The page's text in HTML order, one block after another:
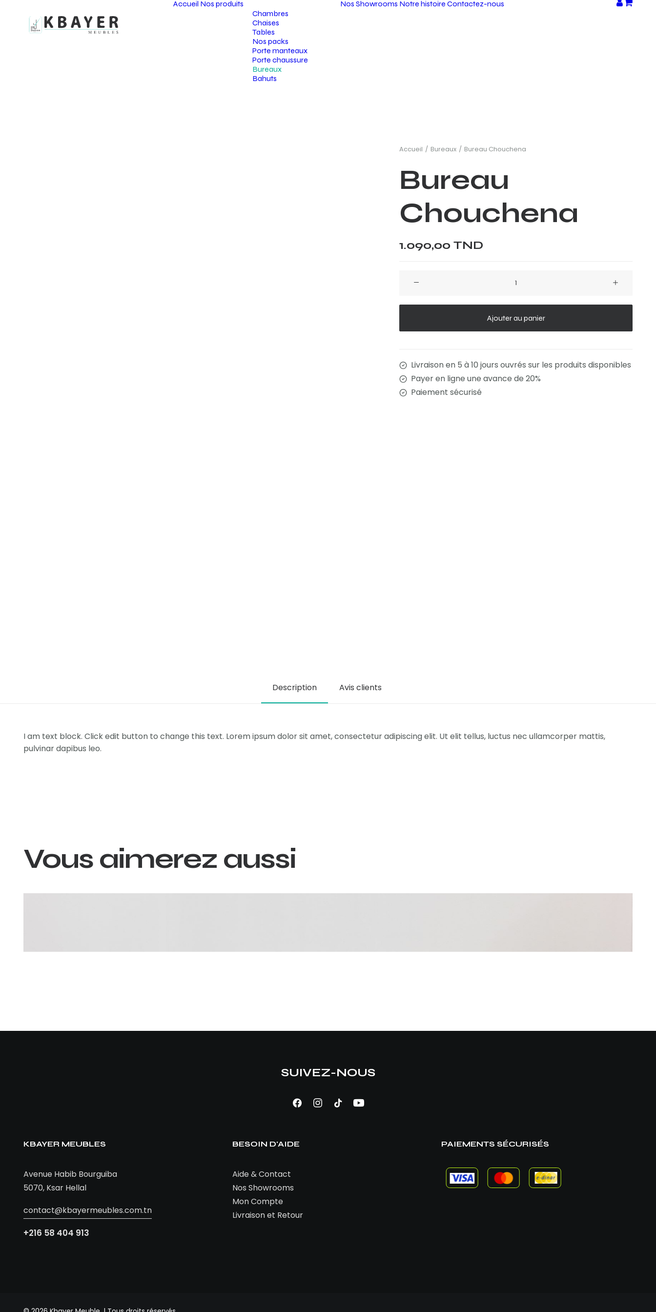
Accueil Nos produits
Chambres
Chaises
Tables
Nos packs
Porte manteaux
Porte chaussure
Bureaux
Bahuts
Nos Showrooms Notre histoire Contactez-nous
Accueil Bureaux Bureau Chouchena
Bureau
Chouchena
1.090,00 TND
Bureau
Ajouter au panier
Livraison en 5 à 10 jours ouvrés sur les produits disponibles
Payer en ligne une avance de 20%
Paiement sécurisé
Description Avis clients
I am text block. Click edit button to change this text. Lorem ipsum dolor sit amet, consectetur adipiscing elit. Ut elit tellus, luctus nec ullamcorper mattis,
pulvinar dapibus leo.
Vous aimerez aussi
SUIVEZ-NOUS
KBAYER MEUBLES
Avenue Habib Bourguiba
5070, Ksar Hellal
contact@kbayermeubles.com.tn
+216 58 404 913
BESOIN D'AIDE
Aide & Contact
Nos Showrooms
Mon Compte
Livraison et Retour
PAIEMENTS SÉCURISÉS